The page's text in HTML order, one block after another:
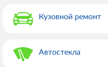
Кузовной ремонт
Автостекла